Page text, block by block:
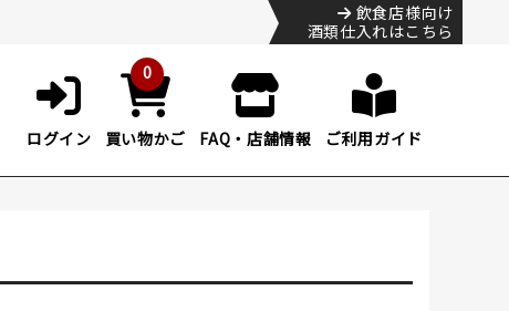
飲食店様向け
酒類仕入れはこちら
ログイン
0
買い物かご FAQ・店舗情報 ご利用ガイド